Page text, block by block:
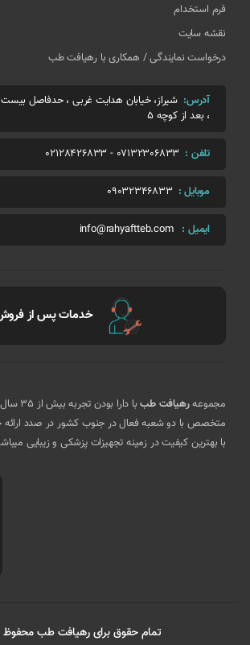
فرم استخدام
نقشه سایت
درخواست نمایندگی / همکاری با رهیافت طب
آدرس: شیراز، خیابان هدایت غربی ، حدفاصل
، بعد از کوچه 5
تلفن : 07132306833
-
02128426833
موبایل : 09032346833
ایمیل : info@rahyaftteb.com
خدمات پس از
مجموعهرهیافت طب
با دارا
متخصص با دو شعبه فعال در جنوب کشور در صدد
با بهترین کیفیت در زمینه تجهیزات پزشکی و زیبایی
تمام حقوق برای رهیافت طب